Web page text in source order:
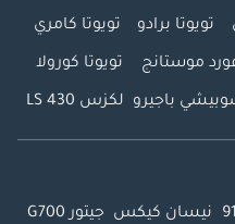
تويوتا برادو تويوتا كامري
موستانج تويوتا كورولا
باجيرو لكزس LS 430
نيسان كيكس جيتور G700